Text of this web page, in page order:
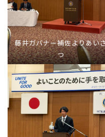
藤井ガバナー補佐よりあい
つ